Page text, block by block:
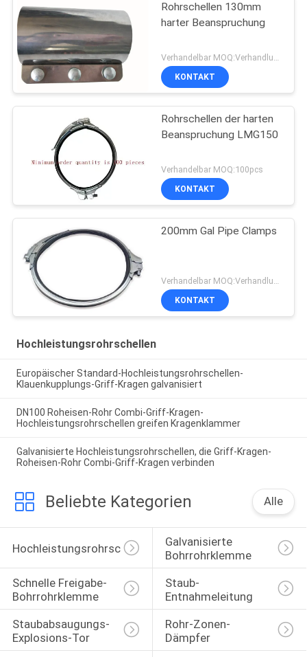
Rohrschellen 130mm
harter Beanspruchung
KONTAKT
Rohrschellen der harten
Beanspruchung LMG150
Verhandelbar MOQ:100pcs
KONTAKT
200mm Gal Pipe Clamps
Verhandelbar MOQ:Verhandlung
KONTAKT
Hochleistungsrohrschellen
Europäischer Standard-Hochleistungsrohrschellen-
Klauenkupplungs-Griff-Kragen galvanisiert
DN100 Roheisen-Rohr Combi-Griff-Kragen-
Hochleistungsrohrschellen greifen Kragenklammer
Galvanisierte Hochleistungsrohrschellen, die Griff-Kragen-
Roheisen-Rohr Combi-Griff-Kragen verbinden
Beliebte Kategorien Alle
Hochleistungsrohrschellen
Galvanisierte
Bohrrohrklemme
Schnelle Freigabe-
Bohrrohrklemme
Staub-
Entnahmeleitung
Staubabsaugungs-
Explosions-Tor
Rohr-Zonen-
Dämpfer